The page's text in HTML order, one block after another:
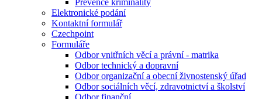
Prevence kriminality
Elektronické podání
Kontaktní formulář
Czechpoint
Formuláře
Odbor vnitřních věcí a právní - matrika
Odbor technický a dopravní
Odbor organizační a obecní živnostenský úřad
Odbor sociálních věcí, zdravotnictví a školství
Odbor finanční